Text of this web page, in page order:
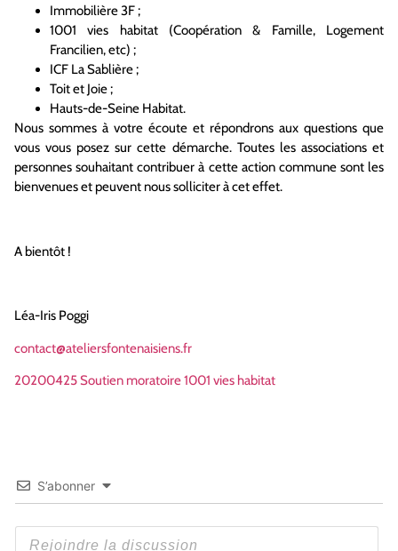
Immobilière 3F ;
1001 vies habitat (Coopération & Famille, Logement
Francilien, etc) ;
ICF La Sablière ;
Toit et Joie ;
Hauts-de-Seine Habitat.
Nous sommes à votre écoute et répondrons aux questions que
vous vous posez sur cette démarche. Toutes les associations et
personnes souhaitant contribuer à cette action commune sont les
bienvenues et peuvent nous solliciter à cet effet.
A bientôt !
Léa-Iris Poggi
contact@ateliersfontenaisiens.fr
20200425 Soutien moratoire 1001 vies habitat
S’abonner